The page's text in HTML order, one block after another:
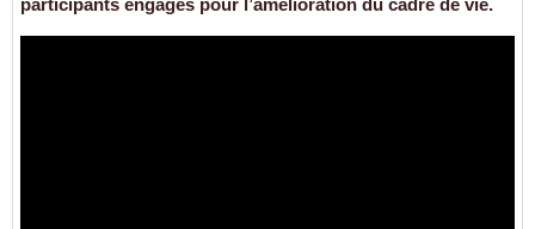
participants engagés pour l’amélioration du cadre de vie.